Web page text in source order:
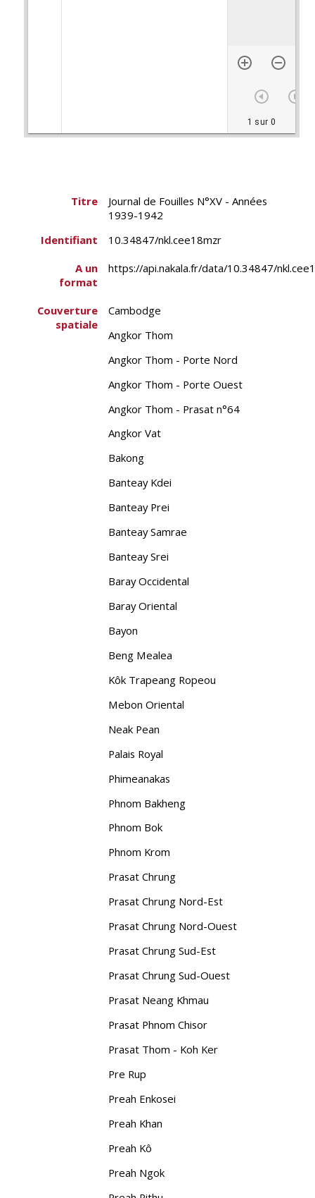
1 sur 0
Titre
Journal de Fouilles N°XV - Années
1939-1942
Identifiant
10.34847/nkl.cee18mzr
A un
format
https://api.nakala.fr/data/10.34847/
Couverture
spatiale
Cambodge
Angkor Thom
Angkor Thom - Porte Nord
Angkor Thom - Porte Ouest
Angkor Thom - Prasat n°64
Angkor Vat
Bakong
Banteay Kdei
Banteay Prei
Banteay Samrae
Banteay Srei
Baray Occidental
Baray Oriental
Bayon
Beng Mealea
Kôk Trapeang Ropeou
Mebon Oriental
Neak Pean
Palais Royal
Phimeanakas
Phnom Bakheng
Phnom Bok
Phnom Krom
Prasat Chrung
Prasat Chrung Nord-Est
Prasat Chrung Nord-Ouest
Prasat Chrung Sud-Est
Prasat Chrung Sud-Ouest
Prasat Neang Khmau
Prasat Phnom Chisor
Prasat Thom - Koh Ker
Pre Rup
Preah Enkosei
Preah Khan
Preah Kô
Preah Ngok